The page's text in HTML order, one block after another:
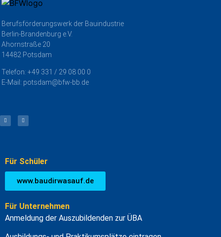
Berufsförderungswerk der Bauindustrie
Berlin-Brandenburg e.V.
Ahornstraße 20
14482 Potsdam
Telefon: +49 331 / 29 08 00 0
E-Mail: potsdam@bfw-bb.de
Für Schüler
www.baudirwasauf.de
Für Unternehmen
Anmeldung der Auszubildenden zur ÜBA